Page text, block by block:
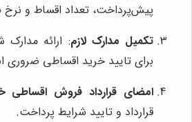
پیش‌پرداخت، تعداد اقساط و نرخ
تکمیل مدارک لازم: ارائه
برای تایید خرید اقساطی
امضای قرارداد فروش اقساطی
قرارداد و تایید شرایط پرداخت.